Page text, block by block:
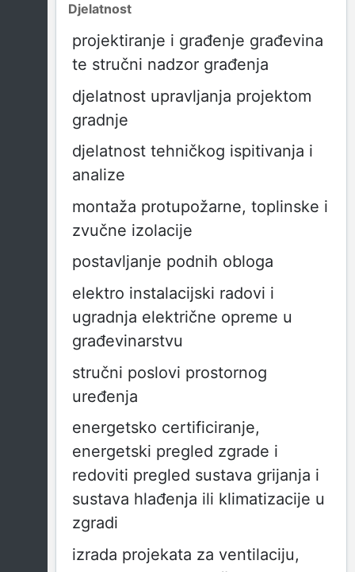
Djelatnost
projektiranje i građenje građevina
te stručni nadzor građenja
djelatnost upravljanja projektom
gradnje
djelatnost tehničkog ispitivanja i
analize
montaža protupožarne, toplinske i
zvučne izolacije
postavljanje podnih obloga
elektro instalacijski radovi i
ugradnja električne opreme u
građevinarstvu
stručni poslovi prostornog
uređenja
energetsko certificiranje,
energetski pregled zgrade i
redoviti pregled sustava grijanja i
sustava hlađenja ili klimatizacije u
zgradi
izrada projekata za ventilaciju,